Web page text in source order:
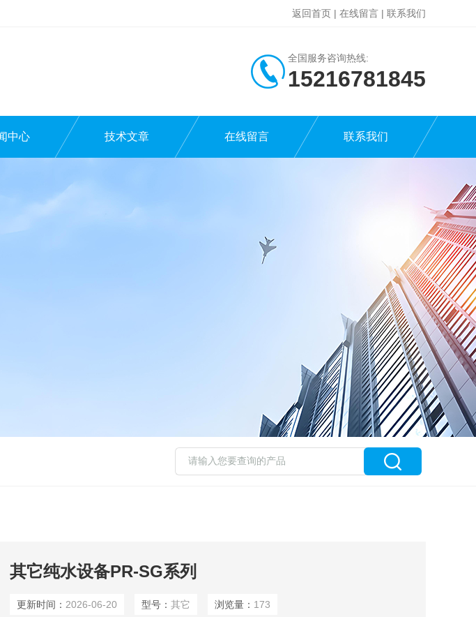
返回首页 | 在线留言 | 联系我们
全国服务咨询热线:
15216781845
中心 技术文章 在线留言 联系我们
其它纯水设备PR-SG系列
更新时间： 2026-06-20 型号：其它 浏览量： 173